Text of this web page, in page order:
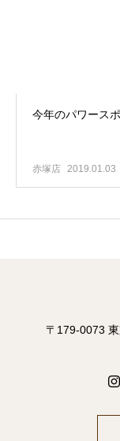
今年のパワース
赤塚店 2019.01.03
〒179-0073